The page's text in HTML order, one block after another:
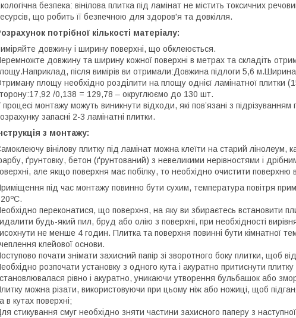
безпека: вінілова плитка під ламінат не містить токсичних
що робить її безпечною для здоров'я та довкілля.
потрібної кількості матеріалу:
довжину і ширину поверхні, що обклеюється.
довжину та ширину кожної поверхні в метрах та складіть
після вимірів ви отримали:Довжина підлоги 5,6
площу необхідно розділити на площу однієї ламінатної плитки
/0,138 = 129,78 – округлюємо до 130 шт.
процесі монтажу можуть виникнути відходи, які пов’язані з
запасні 2-3 ламінатні плитки.
з монтажу:
вінілову плитку під ламінат можна клеїти на старий лінолеум,
ґрунтовку, бетон (ґрунтований) з невеликими нерівностями і
але якщо поверхня має побілку, то необхідно очистити поверхню
під час монтажу повинно бути сухим, температура повітря
переконатися, що поверхня, на яку ви збираєтесь встановити
будь-який пил, бруд або олію з поверхні, при необхідності
не менше 4 годин. Плитка та поверхня повинні бути кімнатної
клейової основи.
почати знімати захисний папір зі зворотного боку плитки, щоб
розпочати установку з одного кута і акуратно притиснути
рівно і акуратно, уникаючи утворення бульбашок або
можна різати, використовуючи при цьому ніж або ножиці, щоб
в кутах поверхні;
стикування смуг необхідно зняти частини захисного паперу з